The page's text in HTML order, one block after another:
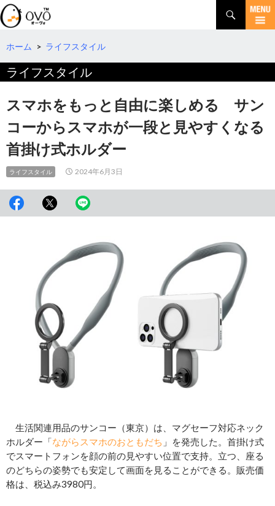
検
索
コ
テ
ツ
へ
動
ホーム > ライフスタイル
ライフスタイル
スマホをもっと自由に楽しめる サン
コーからスマホが一段と見やすくなる
首掛け式ホルダー
ライフスタイル 2024年6月3日
生活関連用品のサンコー（東京）は、マグセーフ対応ネック
ホルダー「ながらスマホのおともだち 」を発売した。首掛け式
でスマートフォンを顔の前の見やすい位置で支持。立つ、座る
のどちらの姿勢でも安定して画面を見ることができる。販売価
格は、税込み3980円。